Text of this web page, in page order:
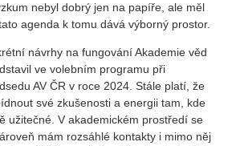
nebyl dobrý jen na papíře, ale měl
agenda k tomu dává výborný prostor.
návrhy na fungování Akademie věd
ve volebním programu při
AV ČR v roce 2024. Stále platí, že
své zkušenosti a energii tam, kde
užitečné. V akademickém prostředí se
mám rozsáhlé kontakty i mimo něj